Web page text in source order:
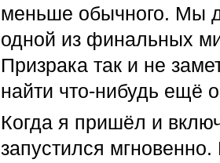
меньше обычного. Мы
одной из финальных
Призрака так и не
найти что-нибудь ещё
Когда я пришёл и
запустился